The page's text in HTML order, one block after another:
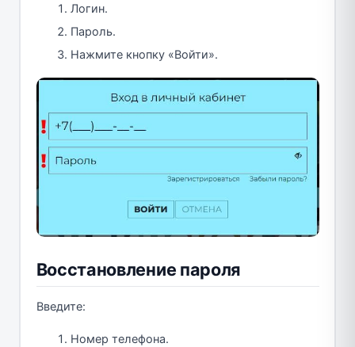
Логин.
Пароль.
Нажмите кнопку «Войти».
Восстановление пароля
Введите:
Номер телефона.